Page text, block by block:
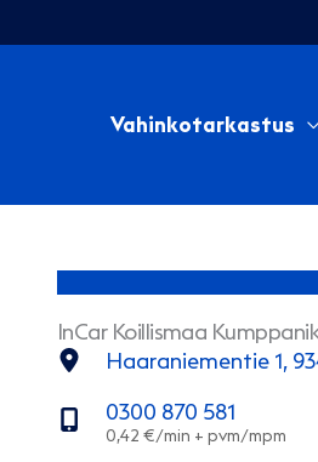
sisältöön
Vahinkotarkastus
InCar Koillismaa
Haaraniementie 1,
0300 870 581